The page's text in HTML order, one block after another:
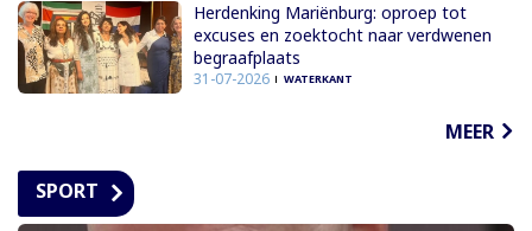
Herdenking Mariënburg: oproep tot
excuses en zoektocht naar verdwenen
begraafplaats
31-07-2026 WATERKANT
MEER
SPORT